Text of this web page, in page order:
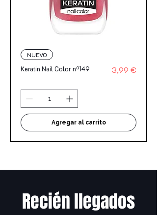
NUEVO
Keratin Nail Color nº149 Precio
3,99 €
Agregar al carrito
Recién llegados